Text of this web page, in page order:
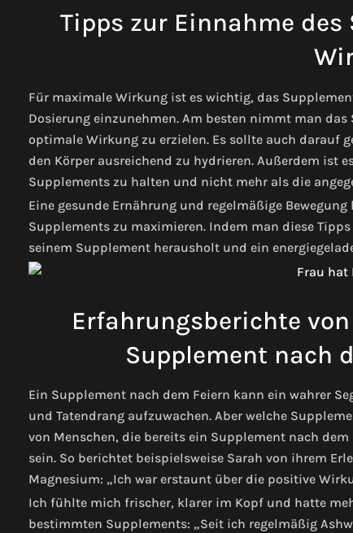
Tipps zur Einnahme
Für maximale Wirkung ist es wichtig, das
Dosierung einzunehmen. Am besten nimmt man
optimale Wirkung zu erzielen. Es sollte auch darauf
den Körper ausreichend zu hydrieren. Außerdem ist
Supplements zu halten und nicht mehr als die
Eine gesunde Ernährung und regelmäßige
Supplements zu maximieren. Indem man diese
seinem Supplement herausholt und ein
Erfahrungsberichte
Supplement nach
Ein Supplement nach dem Feiern kann ein wahrer
und Tatendrang aufzuwachen. Aber welche
von Menschen, die bereits ein Supplement nach
sein. So berichtet beispielsweise Sarah von ihrem
Magnesium: „Ich war erstaunt über die positive
Ich fühlte mich frischer, klarer im Kopf und hatte
bestimmten Supplements: „Seit ich regelmäßig